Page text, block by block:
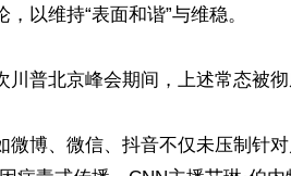
，以维持“表面和谐”与维稳。
川普北京峰会期间，上述常态被彻
微博、微信、抖音不仅未压制针